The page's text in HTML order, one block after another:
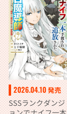
2026.04.10発売
SSSランクダンジ